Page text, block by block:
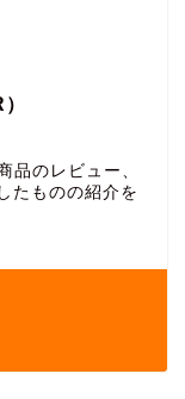
品のレビュー、
たものの紹介を